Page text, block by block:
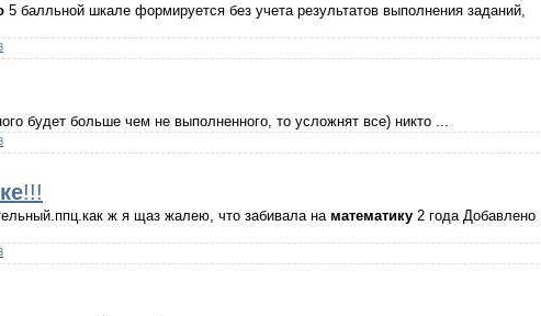
5 балльной шкале формируется без учета результатов выполнения заданий,
будет больше чем не выполненного, то усложнят все) никто ...
!!!
ж я щаз жалею, что забивала на математику 2 года Добавлено